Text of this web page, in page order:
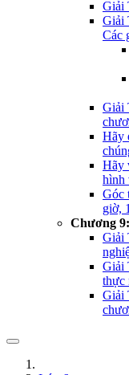
Giải
Giải
Các
Giải
Hãy
Hãy
hình
Góc
giờ,
Chương
Giải
Giải
thực
Giải